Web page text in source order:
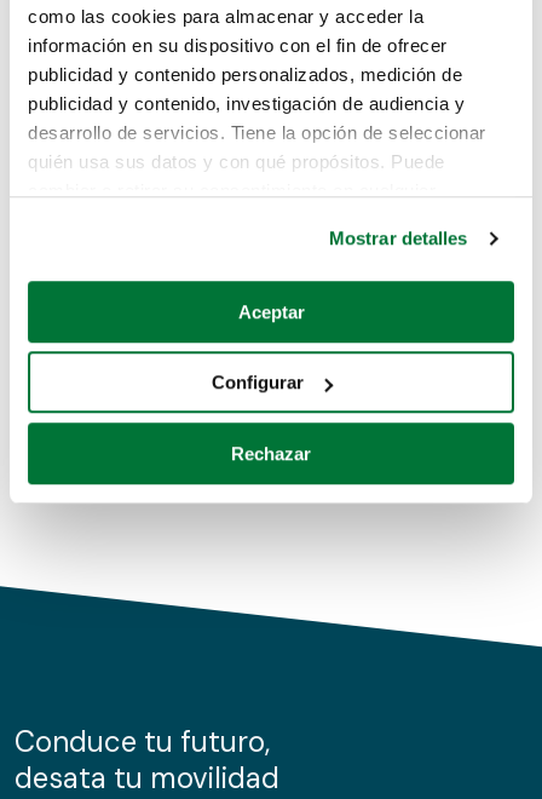
como las cookies para almacenar y acceder la
información en su dispositivo con el fin de ofrecer
publicidad y contenido personalizados, medición de
publicidad y contenido, investigación de audiencia y
desarrollo de servicios. Tiene la opción de seleccionar
quién usa sus datos y con qué propósitos. Puede
Si lo permite, también quisiéramos:
Recopilar información sobre su ubicación geográfica
Identificar su dispositivo analizándolo activamente
para buscar características específicas (huellas
Obtenga más información sobre cómo se procesan sus
de cookies.
información sobre el uso que haga del sitio web con
nuestros partners de redes sociales, publicidad y análisis
Mostrar detalles
Aceptar
Configurar
Rechazar
Lo sentimos, no sabemos como
te hemos traido hasta aquí.
Pero puedes encontrar el coche que estás
buscando en alguno de estos enlaces:
Coches de segunda mano
Coches de km0
Conduce tu futuro,
desata tu movilidad